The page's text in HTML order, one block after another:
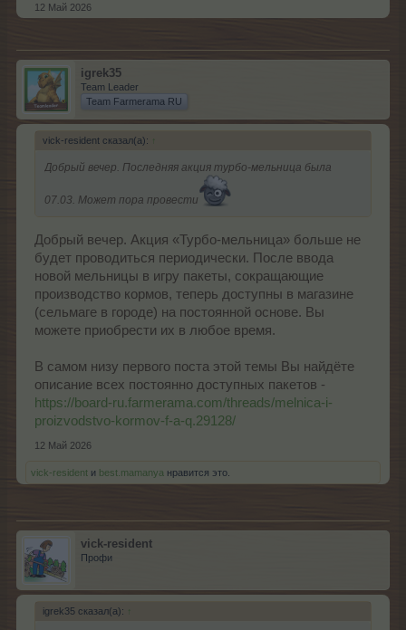
12 Май 2026
igrek35
Team Leader
Team Farmerama RU
vick-resident сказал(а): ↑
Добрый вечер. Последняя акция турбо-мельница была
07.03. Может пора провести
Добрый вечер. Акция «Турбо-мельница» больше не
будет проводиться периодически. После ввода
новой мельницы в игру пакеты, сокращающие
производство кормов, теперь доступны в магазине
(сельмаге в городе) на постоянной основе. Вы
можете приобрести их в любое время.
В самом низу первого поста этой темы Вы найдёте
описание всех постоянно доступных пакетов -
https://board-ru.farmerama.com/threads/melnica-i-
proizvodstvo-kormov-f-a-q.29128/
12 Май 2026
vick-resident и best.mamanya нравится это.
vick-resident
Профи
igrek35 сказал(а): ↑